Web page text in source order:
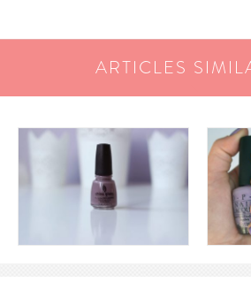
ARTICLES